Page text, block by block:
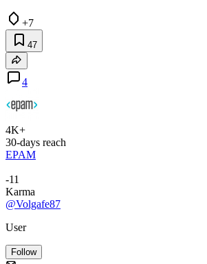
+7
47
4
4K+
30-days reach
EPAM
-11
Karma
@Volgafe87
User
Follow